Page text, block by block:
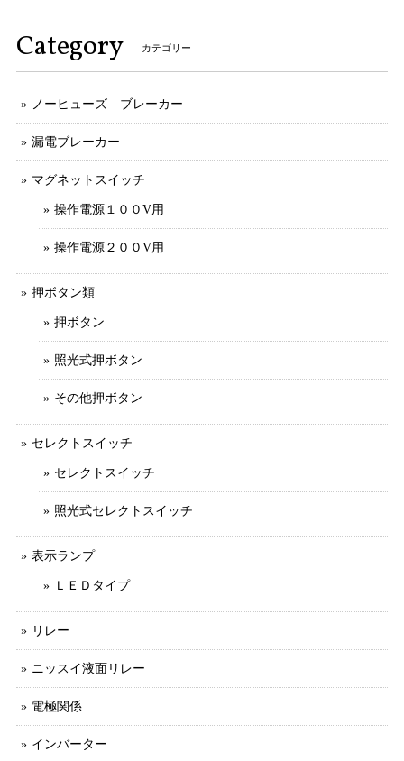
Category カテゴリー
ノーヒューズ ブレーカー
漏電ブレーカー
マグネットスイッチ
操作電源１００V用
操作電源２００V用
押ボタン類
押ボタン
照光式押ボタン
その他押ボタン
セレクトスイッチ
セレクトスイッチ
照光式セレクトスイッチ
表示ランプ
ＬＥＤタイプ
リレー
ニッスイ液面リレー
電極関係
インバーター